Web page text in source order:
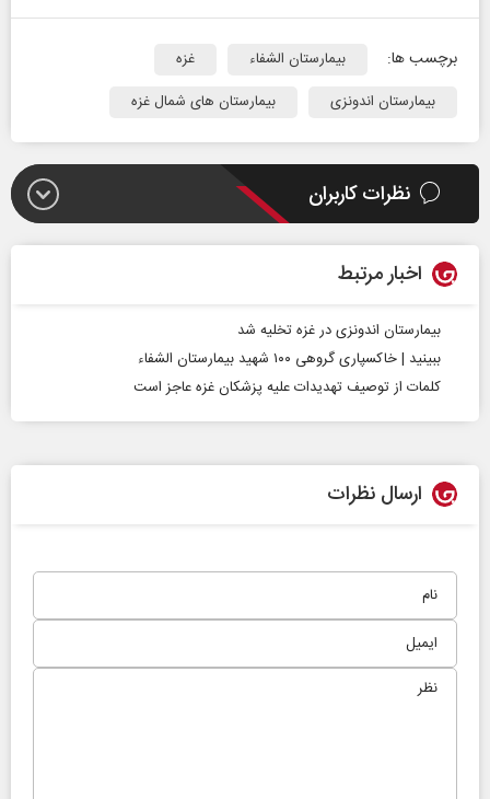
برچسب ها: بیمارستان الشفاء
غزه
بیمارستان اندونزی
بیمارستان های شمال غزه
نظرات کاربران
اخبار مرتبط
بیمارستان اندونزی در غزه تخلیه شد
ببینید | خاکسپاری گروهی ۱۰۰ شهید بیمارستان الشفاء
کلمات از توصیف تهدیدات علیه پزشکان غزه عاجز است
ارسال نظرات